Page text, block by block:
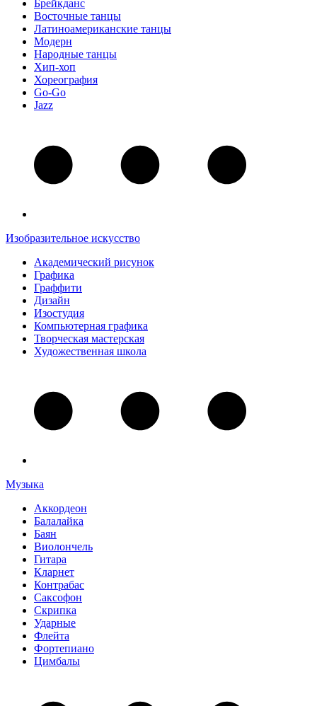
Брейкданс
Восточные танцы
Латиноамериканские танцы
Модерн
Народные танцы
Хип-хоп
Хореография
Go-Go
Jazz
Изобразительное искусство
Академический рисунок
Графика
Граффити
Дизайн
Изостудия
Компьютерная графика
Творческая мастерская
Художественная школа
Музыка
Аккордеон
Балалайка
Баян
Виолончель
Гитара
Кларнет
Контрабас
Саксофон
Скрипка
Ударные
Флейта
Фортепиано
Цимбалы